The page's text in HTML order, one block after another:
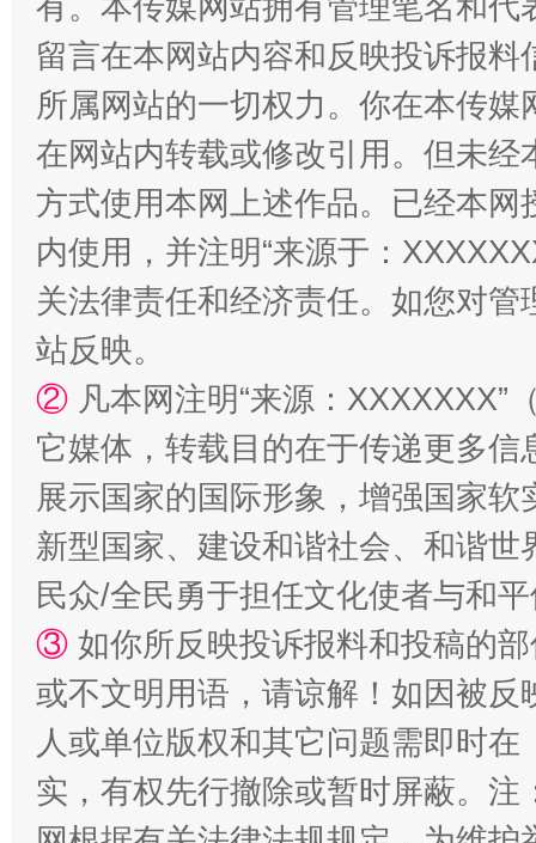
漫山遍野的桃花与雪山、麦地、白藏房 除
留言在本网站内容和反映投诉报
所属网站的一切权力。你在本传
在网站内转载或修改引用。但未
方式使用本网上述作品。已经本
内使用，并注明“来源于：
关法律责任和经济责任。如您对
站反映。
② 凡本网注明“来源：
它媒体，转载目的在于传递更多
展示国家的国际形象，增强国家
新型国家、建设和谐社会、和谐
民众/全民勇于担任文化使者与和
③ 如你所反映投诉报料和投稿的
或不文明用语，请谅解！如因被
人或单位版权和其它问题需即时在
实，有权先行撤除或暂时屏蔽。